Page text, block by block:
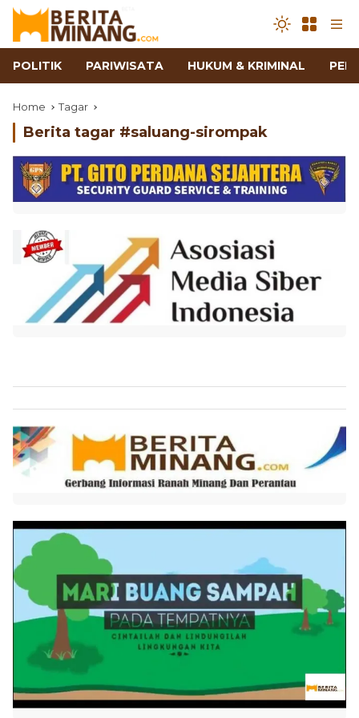
POLITIK PARIWISATA HUKUM & KRIMINAL
Home Tagar
Berita tagar #saluang-sirompak